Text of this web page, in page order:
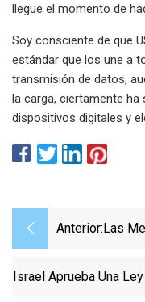
llegue el momento de
Soy consciente de que
estándar que los une a
transmisión de datos,
la carga, ciertamente
dispositivos digitales y
Anterior: Las
Israel Aprueba Una